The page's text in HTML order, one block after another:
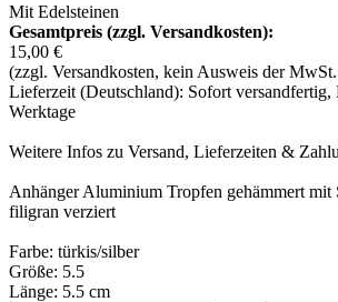
Mit Edelsteinen
Gesamtpreis (zzgl. Versandkosten):
15,00 €
(zzgl. Versandkosten, kein Ausweis der
Lieferzeit (Deutschland): Sofort
Werktage
Weitere Infos zu Versand, Lieferzeiten &
Anhänger Aluminium Tropfen gehämmert
filigran verziert
Farbe: türkis/silber
Größe: 5.5
Länge: 5.5 cm